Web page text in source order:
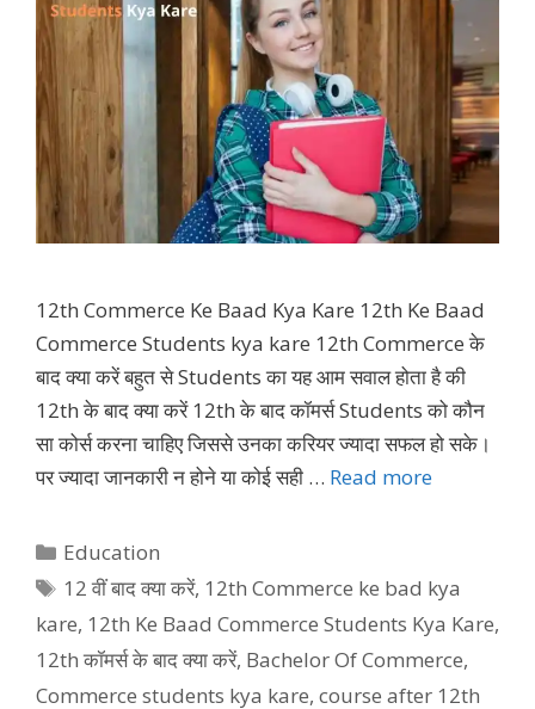
12th Commerce Ke Baad Kya Kare 12th Ke Baad
Commerce Students kya kare 12th Commerce के
बाद क्या करें बहुत से Students का यह आम सवाल होता है की
12th के बाद क्या करें 12th के बाद कॉमर्स Students को कौन
सा कोर्स करना चाहिए जिससे उनका करियर ज्यादा सफल हो सके।
पर ज्यादा जानकारी न होने या कोई सही … Read more
Categories
Education
Tags
12 वीं बाद क्या करें, 12th Commerce ke bad kya
kare, 12th Ke Baad Commerce Students Kya Kare,
12th कॉमर्स के बाद क्या करें, Bachelor Of Commerce,
Commerce students kya kare, course after 12th